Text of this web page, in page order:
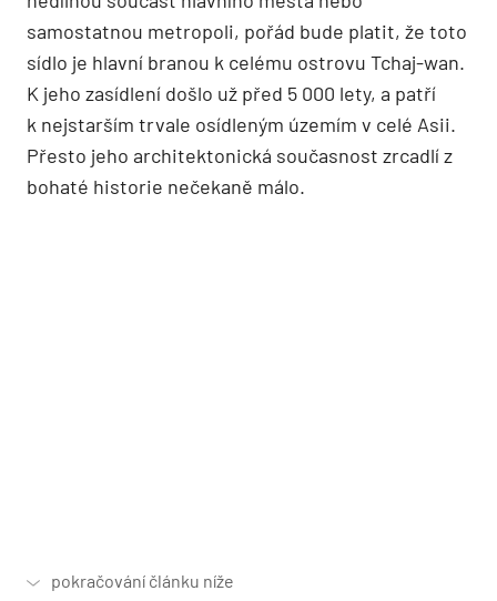
samostatnou metropoli, pořád bude platit, že toto
sídlo je hlavní branou k celému ostrovu Tchaj-wan.
K jeho zasídlení došlo už před 5 000 lety, a patří
k nejstarším trvale osídleným územím v celé Asii.
Přesto jeho architektonická současnost zrcadlí z
bohaté historie nečekaně málo.